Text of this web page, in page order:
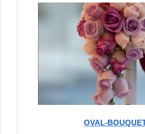
OVAL-